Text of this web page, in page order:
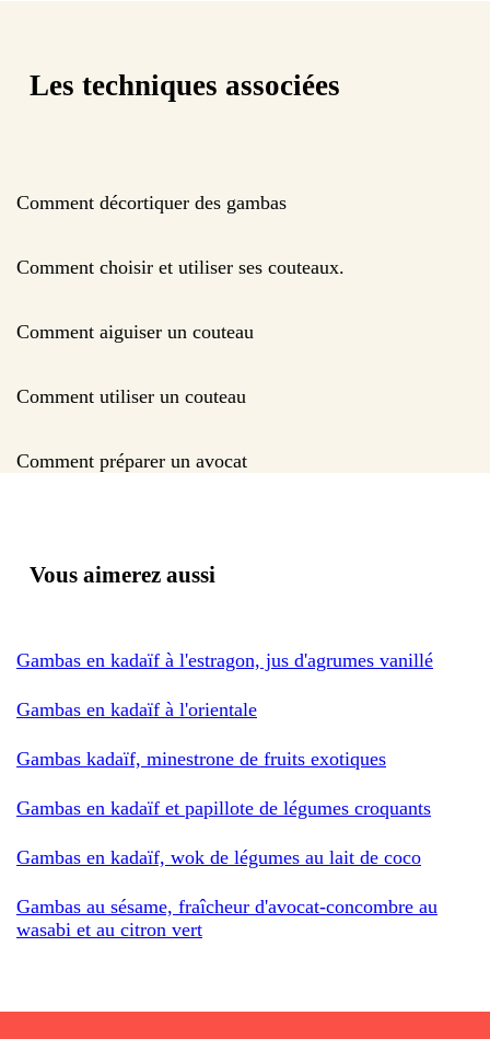
Les techniques associées
Comment décortiquer des gambas
Comment choisir et utiliser ses couteaux.
Comment aiguiser un couteau
Comment utiliser un couteau
Comment préparer un avocat
Vous aimerez aussi
Gambas en kadaïf à l'estragon, jus d'agrumes vanillé
Gambas en kadaïf à l'orientale
Gambas kadaïf, minestrone de fruits exotiques
Gambas en kadaïf et papillote de légumes croquants
Gambas en kadaïf, wok de légumes au lait de coco
Gambas au sésame, fraîcheur d'avocat-concombre au
wasabi et au citron vert